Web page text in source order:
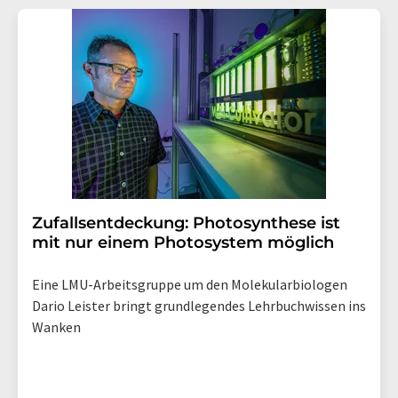
Str. 2, 12489 Berlin oder per E-Mail unter
widerruf@lumitos.com
mit Wirkung für die Zukunft
widerrufen. Zudem ist in jeder E-Mail ein Link zur
Abbestellung des entsprechenden Newsletters
enthalten.
Zufallsentdeckung: Photosynthese ist
mit nur einem Photosystem möglich
Eine LMU-Arbeitsgruppe um den Molekularbiologen
Dario Leister bringt grundlegendes Lehrbuchwissen ins
Wanken